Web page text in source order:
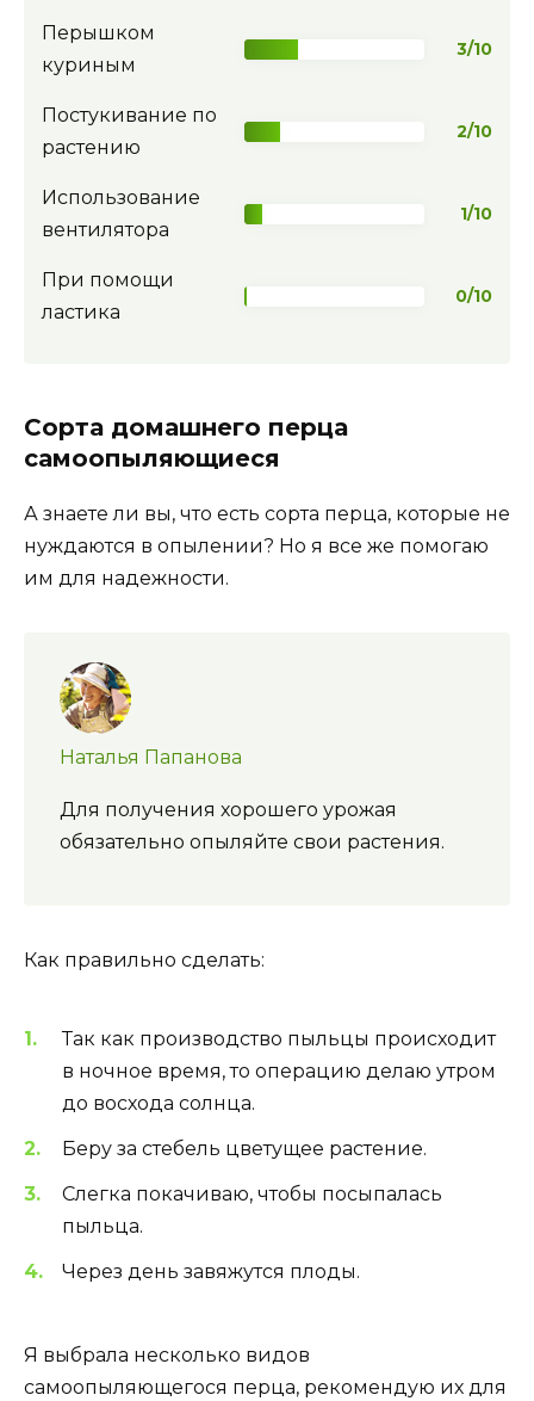
Перышком
куриным
3/10
Постукивание по
растению
2/10
Использование
вентилятора
1/10
При помощи
ластика
0/10
Сорта домашнего перца
самоопыляющиеся
А знаете ли вы, что есть сорта перца, которые не
нуждаются в опылении? Но я все же помогаю
им для надежности.
Наталья Папанова
Для получения хорошего урожая
обязательно опыляйте свои растения.
Как правильно сделать:
Так как производство пыльцы происходит
в ночное время, то операцию делаю утром
до восхода солнца.
Беру за стебель цветущее растение.
Слегка покачиваю, чтобы посыпалась
пыльца.
Через день завяжутся плоды.
Я выбрала несколько видов
самоопыляющегося перца, рекомендую их для